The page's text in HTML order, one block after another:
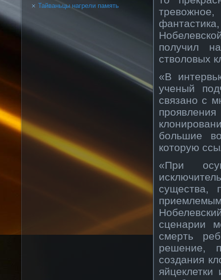
Тайваньцы нагрели память
получил
стволовых
«В
ученый
связано с
большие
которую
«При
существа,
сценарии
смерть
решение,
создания
яйцеклетки